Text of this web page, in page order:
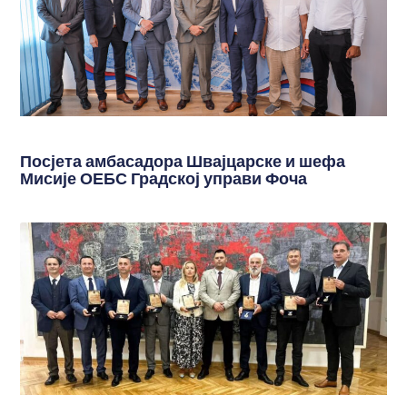
Посјета амбасадора Швајцарске и шефа
Мисије ОЕБС Градској управи Фоча